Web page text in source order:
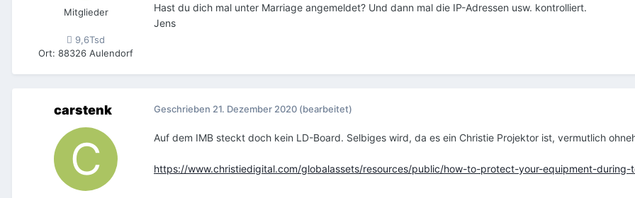
Mitglieder
9,6Tsd
Ort: 88326 Aulendorf
Hast du dich mal unter Marriage angemeldet? Und dann mal die IP-Adressen usw. kontrolliert.
Jens
carstenk Geschrieben 21. Dezember 2020 (bearbeitet)
Auf dem IMB steckt doch kein LD-Board. Selbiges wird, da es ein Christie Projektor ist, vermutlich
https://www.christiedigital.com/globalassets/resources/public/how-to-protect-your-equipment-